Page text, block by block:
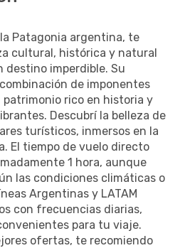
Patagonia argentina, te
cultural, histórica y natural
destino imperdible. Su
de imponentes
patrimonio rico en historia y
Descubrí la belleza de
turísticos, inmersos en la
El tiempo de vuelo directo
1 hora, aunque
las condiciones climáticas o
Argentinas y LATAM
con frecuencias diarias,
para tu viaje.
ofertas, te recomiendo